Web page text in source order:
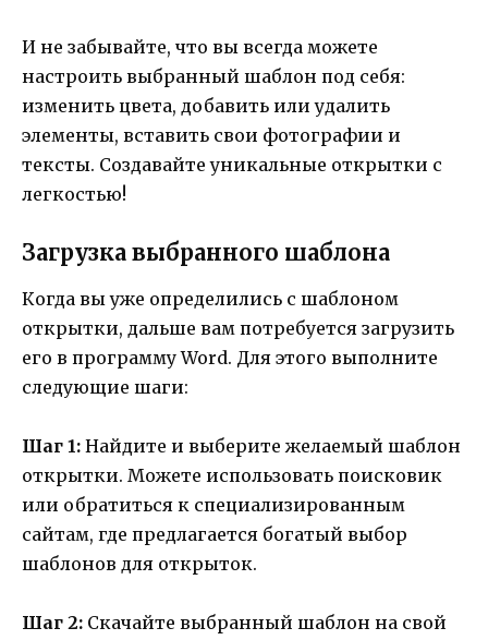
И не забывайте, что вы всегда можете
настроить выбранный шаблон под себя:
изменить цвета, добавить или удалить
элементы, вставить свои фотографии и
тексты. Создавайте уникальные открытки с
легкостью!
Загрузка выбранного шаблона
Когда вы уже определились с шаблоном
открытки, дальше вам потребуется загрузить
его в программу Word. Для этого выполните
следующие шаги:
Шаг 1: Найдите и выберите желаемый шаблон
открытки. Можете использовать поисковик
или обратиться к специализированным
сайтам, где предлагается богатый выбор
шаблонов для открыток.
Шаг 2: Скачайте выбранный шаблон на свой